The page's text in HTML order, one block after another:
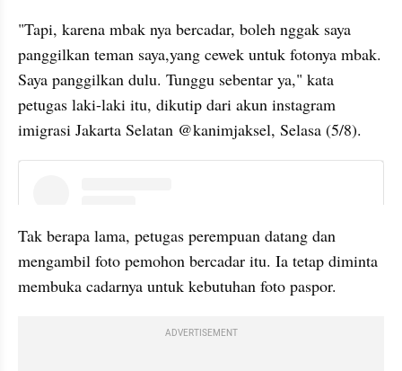
"Tapi, karena mbak nya bercadar, boleh nggak saya
panggilkan teman saya,yang cewek untuk fotonya mbak.
Saya panggilkan dulu. Tunggu sebentar ya," kata
petugas laki-laki itu, dikutip dari akun instagram
imigrasi Jakarta Selatan @kanimjaksel, Selasa (5/8).
Tak berapa lama, petugas perempuan datang dan
mengambil foto pemohon bercadar itu. Ia tetap diminta
membuka cadarnya untuk kebutuhan foto paspor.
ADVERTISEMENT